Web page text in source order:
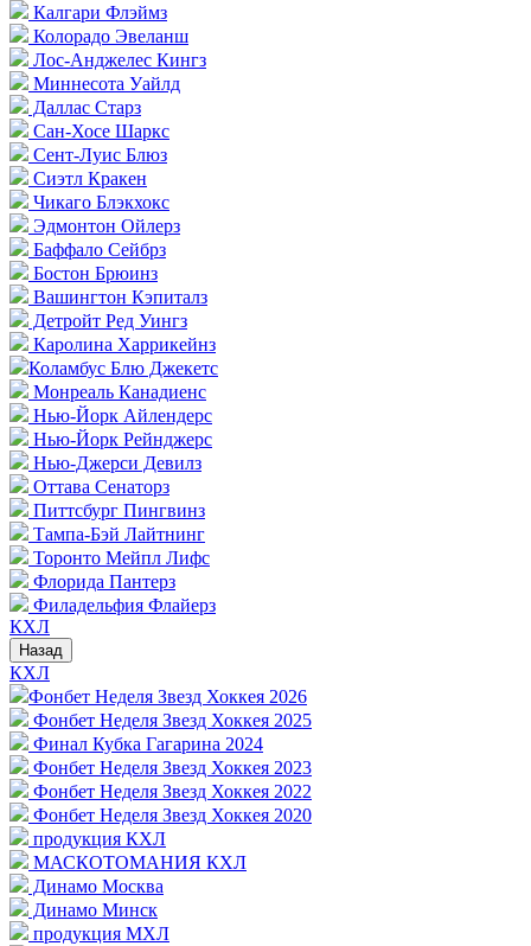
Калгари Флэймз
Колорадо Эвеланш
Лос-Анджелес Кингз
Миннесота Уайлд
Даллас Старз
Сан-Хосе Шаркс
Сент-Луис Блюз
Сиэтл Кракен
Чикаго Блэкхокс
Эдмонтон Ойлерз
Баффало Сейбрз
Бостон Брюинз
Вашингтон Кэпиталз
Детройт Ред Уингз
Каролина Харрикейнз
Коламбус Блю Джекетс
Монреаль Канадиенс
Нью-Йорк Айлендерс
Нью-Йорк Рейнджерс
Нью-Джерси Девилз
Оттава Сенаторз
Питтсбург Пингвинз
Тампа-Бэй Лайтнинг
Торонто Мейпл Лифс
Флорида Пантерз
Филадельфия Флайерз
КХЛ
Назад
КХЛ
Фонбет Неделя Звезд Хоккея 2026
Фонбет Неделя Звезд Хоккея 2025
Финал Кубка Гагарина 2024
Фонбет Неделя Звезд Хоккея 2023
Фонбет Неделя Звезд Хоккея 2022
Фонбет Неделя Звезд Хоккея 2020
продукция КХЛ
МАСКОТОМАНИЯ КХЛ
Динамо Москва
Динамо Минск
продукция МХЛ